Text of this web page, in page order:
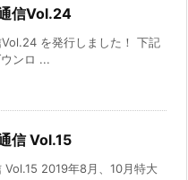
信Vol.24
を発行しました！ 下記
ンロ ...
信 Vol.15
Vol.15 2019年8月、10月特大